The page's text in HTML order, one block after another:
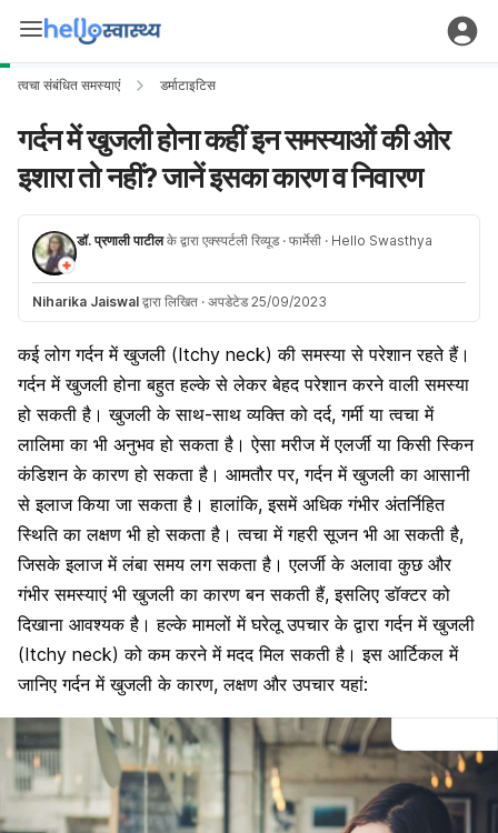
त्वचा संबंधित समस्याएं डर्माटाइटिस
गर्दन में खुजली होना कहीं इन समस्याओं की ओर
इशारा तो नहीं? जानें इसका कारण व निवारण
डॉ. प्रणाली पाटीलके द्वारा एक्स्पर्टली रिव्यूड · फार्मेसी · Hello Swasthya
Niharika Jaiswal द्वारा लिखित · अपडेटेड 25/09/2023
कई लोग गर्दन में खुजली (Itchy neck) की समस्या से परेशान रहते हैं।
गर्दन में खुजली होना बहुत हल्के से लेकर बेहद परेशान करने वाली समस्या
हो सकती है। खुजली के साथ-साथ व्यक्ति को दर्द, गर्मी या त्वचा में
लालिमा का भी अनुभव हो सकता है। ऐसा मरीज में एलर्जी या किसी स्किन
कंडिशन के कारण हो सकता है। आमतौर पर, गर्दन में खुजली का आसानी
से इलाज किया जा सकता है। हालांकि, इसमें अधिक गंभीर अंतर्निहित
स्थिति का लक्षण भी हो सकता है। त्वचा में गहरी सूजन भी आ सकती है,
जिसके इलाज में लंबा समय लग सकता है। एलर्जी के अलावा कुछ और
गंभीर समस्याएं भी खुजली का कारण बन सकती हैं, इसलिए डॉक्टर को
दिखाना आवश्यक है। हल्के मामलों में घरेलू उपचार के द्वारा गर्दन में खुजली
(Itchy neck) को कम करने में मदद मिल सकती है। इस आर्टिकल में
जानिए गर्दन में खुजली के कारण, लक्षण और उपचार यहां: